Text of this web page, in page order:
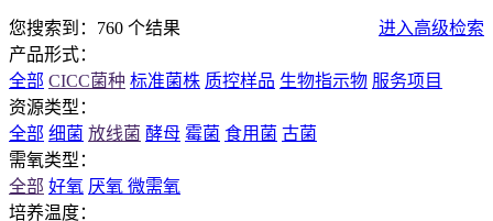
您搜索到：760 个结果
进入高级检索
产品形式：
全部 CICC菌种 标准菌株 质控样品 生物指示物 服务项目
资源类型：
全部 细菌 放线菌 酵母 霉菌 食用菌 古菌
需氧类型：
全部 好氧 厌氧 微需氧
培养温度：